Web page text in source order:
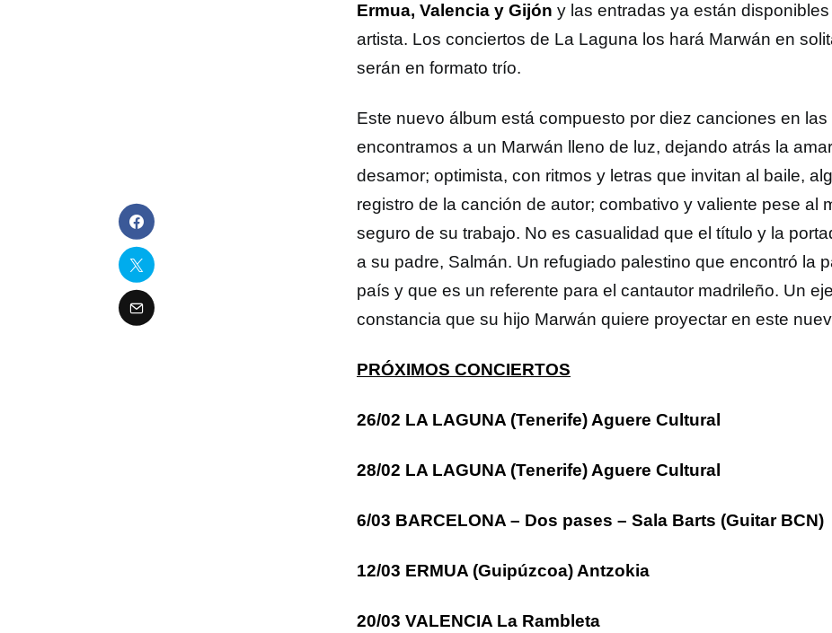
Ermua, Valencia y Gijón y las entradas ya están disponibles
artista. Los conciertos de La Laguna los hará Marwán en
serán en formato trío.
Este nuevo álbum está compuesto por diez canciones en las
encontramos a un Marwán lleno de luz, dejando atrás la
desamor; optimista, con ritmos y letras que invitan al baile,
registro de la canción de autor; combativo y valiente pese al
seguro de su trabajo. No es casualidad que el título y la
a su padre, Salmán. Un refugiado palestino que encontró la
país y que es un referente para el cantautor madrileño. Un
constancia que su hijo Marwán quiere proyectar en este
PRÓXIMOS CONCIERTOS
26/02 LA LAGUNA (Tenerife) Aguere Cultural
28/02 LA LAGUNA (Tenerife) Aguere Cultural
6/03 BARCELONA – Dos pases – Sala Barts (Guitar BCN)
12/03 ERMUA (Guipúzcoa) Antzokia
20/03 VALENCIA La Rambleta